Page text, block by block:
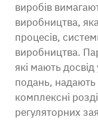
виробів
виробництва,
процесів,
виробництва.
які мають досвід
подань, надають
комплексні
регуляторних